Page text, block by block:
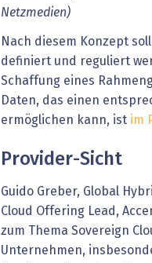
Netzmedien)
Nach diesem Konzept
definiert und reguliert
Schaffung eines
Daten, das einen
ermöglichen kann, ist im
Provider-Sicht
Guido Greber, Global
Cloud Offering Lead,
zum Thema Sovereign
Unternehmen,